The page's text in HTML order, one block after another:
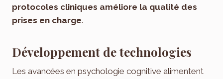
protocoles cliniques améliore la qualité des
prises en charge.
Développement de technologies
Les avancées en psychologie cognitive alimentent